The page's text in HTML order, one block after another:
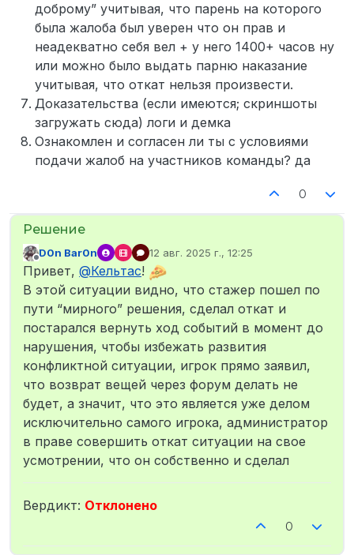
доброму” учитывая, что парень на которого
была жалоба был уверен что он прав и
неадекватно себя вел + у него 1400+ часов ну
или можно было выдать парню наказание
учитывая, что откат нельзя произвести.
Доказательства (если имеются; скриншоты
загружать сюда) логи и демка
Ознакомлен и согласен ли ты с условиями
подачи жалоб на участников команды? да
0
Не в сети
D0n Bar0n 12 авг. 2025 г., 12:25
отредактировано
Привет, @Кельтас!
В этой ситуации видно, что стажер пошел по
пути “мирного” решения, сделал откат и
постарался вернуть ход событий в момент до
нарушения, чтобы избежать развития
конфликтной ситуации, игрок прямо заявил,
что возврат вещей через форум делать не
будет, а значит, что это является уже делом
исключительно самого игрока, администратор
в праве совершить откат ситуации на свое
усмотрении, что он собственно и сделал
Вердикт: Отклонено
0